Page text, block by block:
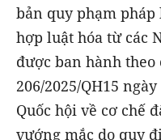
bản quy phạm
hợp luật hóa từ các
được ban hành theo
206/2025/QH15
Quốc hội về cơ chế
vướng mắc do quy